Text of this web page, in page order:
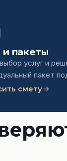
пакеты
услуг и
пакет
смету